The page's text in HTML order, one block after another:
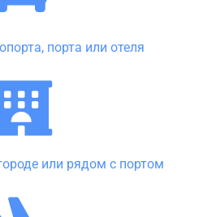
порта или отеля
или рядом с портом